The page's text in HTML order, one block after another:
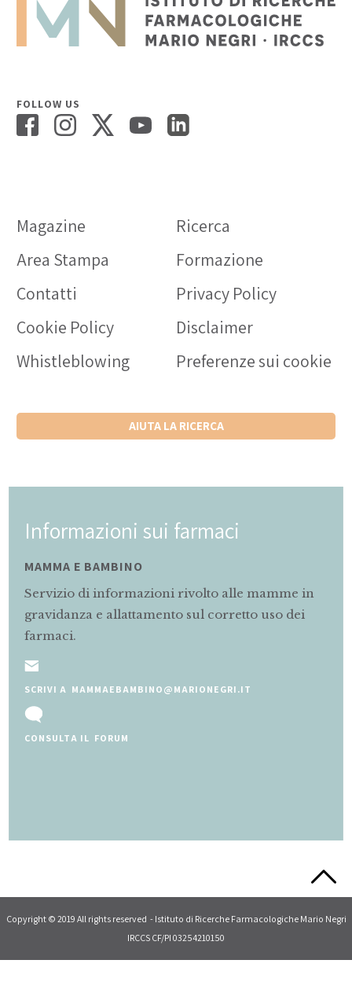
FOLLOW US
Magazine
Ricerca
Area Stampa
Formazione
Contatti
Privacy Policy
Cookie Policy
Disclaimer
Whistleblowing
Preferenze sui cookie
AIUTA LA RICERCA
Informazioni sui farmaci
MAMMA E BAMBINO
Servizio di informazioni rivolto alle mamme in
gravidanza e allattamento sul corretto uso dei
farmaci.
SCRIVI A MAMMAEBAMBINO@MARIONEGRI.IT
CONSULTA IL FORUM
Copyright © 2019 All rights reserved - Istituto di Ricerche Farmacologiche Mario Negri
IRCCS CF/PI 03254210150